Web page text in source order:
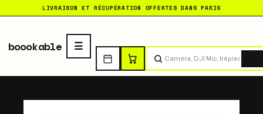
LIVRAISON ET RÉCUPÉRATION OFFERTES DANS PARIS
boookable